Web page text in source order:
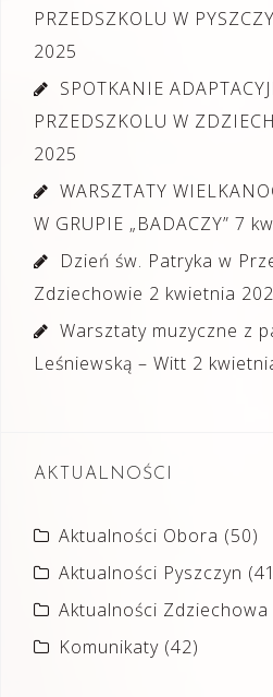
PRZEDSZKOLU W
2025
SPOTKANIE
PRZEDSZKOLU W
2025
WARSZTATY
W GRUPIE „BADACZY” 7
Dzień św. Patryka w
Zdziechowie 2 kwietnia
Warsztaty muzyczne z
Leśniewską – Witt 2
AKTUALNOŚCI
Aktualności Obora (50)
Aktualności Pyszczyn
Aktualności Zdziechowa
Komunikaty (42)